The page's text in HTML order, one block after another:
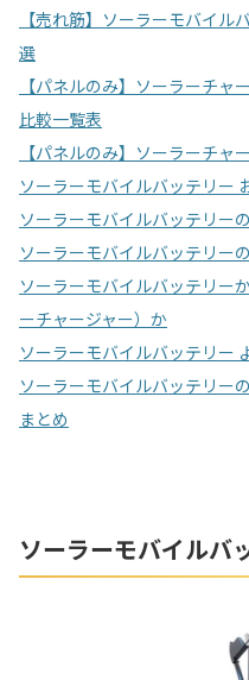
【売れ筋】ソーラーモバイ
選
【パネルのみ】ソーラーチャ
比較一覧表
【パネルのみ】ソーラーチ
ソーラーモバイルバッテリー
ソーラーモバイルバッテリー
ソーラーモバイルバッテリー
ソーラーモバイルバッテリー
ーチャージャー）か
ソーラーモバイルバッテリー
ソーラーモバイルバッテリー
まとめ
ソーラーモバイルバ